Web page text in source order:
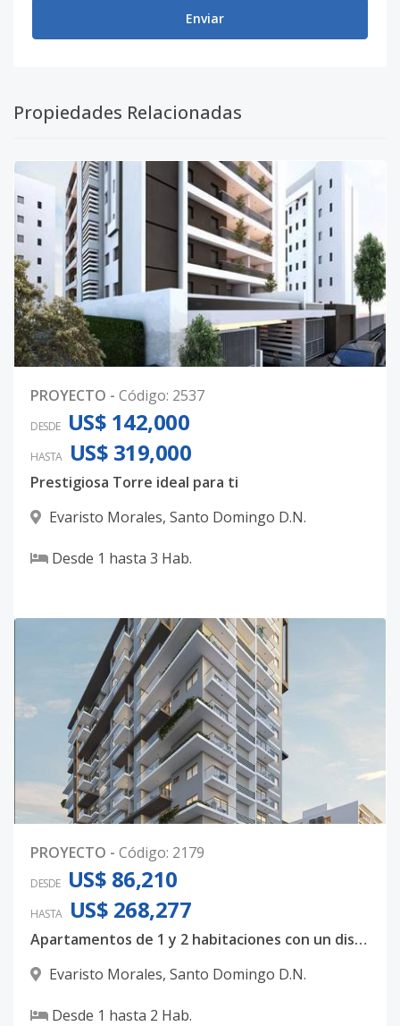
Enviar
Propiedades Relacionadas
PROYECTO - Código: 2537
DESDE US$ 142,000
HASTA US$ 319,000
Prestigiosa Torre ideal para ti
Evaristo Morales, Santo Domingo D.N.
Desde 1 hasta 3 Hab.
PROYECTO - Código: 2179
DESDE US$ 86,210
HASTA US$ 268,277
Apartamentos de 1 y 2 habitaciones con un diseño totalmente majestuoso
Evaristo Morales, Santo Domingo D.N.
Desde 1 hasta 2 Hab.